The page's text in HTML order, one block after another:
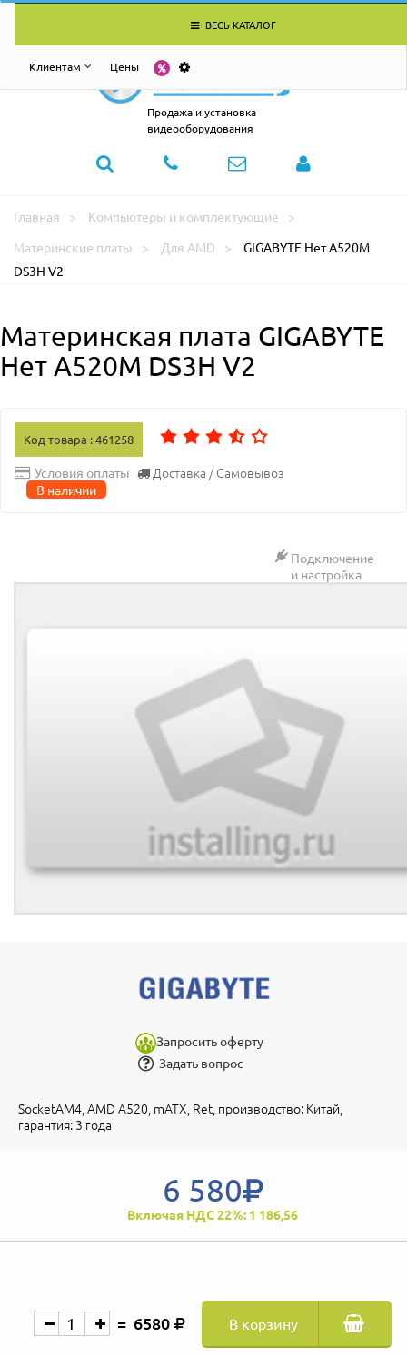
ВЕСЬ КАТАЛОГ
Клиентам Цены
Продажа и установка
видеооборудования
Главная
Компьютеры и комплектующие
Материнские платы
Для AMD
GIGABYTE Нет A520M
DS3H V2
Материнская плата GIGABYTE
Нет A520M DS3H V2
Код товара : 461258
Условия оплаты Доставка / Самовывоз
В наличии
Подключение
и настройка
Запросить оферту
Задать вопрос
SocketAM4, AMD A520, mATX, Ret, производство: Китай,
гарантия: 3 года
6 580
Включая НДС 22%: 1 186,56
6580 В корзину